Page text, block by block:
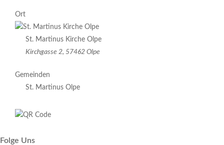
Ort
St. Martinus Kirche Olpe
Kirchgasse 2, 57462 Olpe
Gemeinden
St. Martinus Olpe
Folge Uns